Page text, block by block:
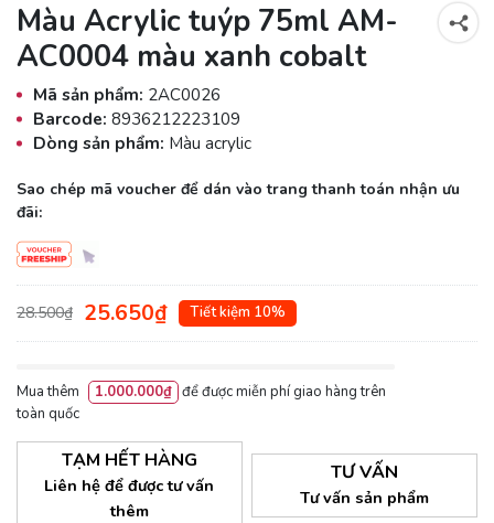
Màu Acrylic tuýp 75ml AM-
AC0004 màu xanh cobalt
Mã sản phẩm: 2AC0026
Barcode: 8936212223109
Dòng sản phẩm: Màu acrylic
Sao chép mã voucher để dán vào trang thanh toán nhận ưu
đãi:
28.500₫ 25.650₫ Tiết kiệm 10%
Mua thêm 1.000.000₫ để được miễn phí giao hàng trên
toàn quốc
TẠM HẾT HÀNG
Liên hệ để được tư vấn
thêm
TƯ VẤN
Tư vấn sản phẩm